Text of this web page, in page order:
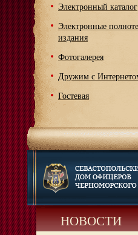
Электронный каталог
Электронные
издания
Фотогалерея
Дружим с
Гостевая
НОВОСТИ